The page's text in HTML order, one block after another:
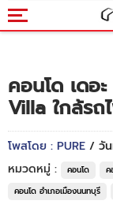
คอนโด เดอ
Villa ใกล้รถ
โพสโดย : PURE / วัน
หมวดหมู่ :
คอนโด ค
คอนโด อำเภอเมืองนนทบุรี